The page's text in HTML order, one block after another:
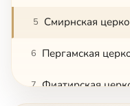
5 Смирнская
6 Пергамская
7 Фиатирская